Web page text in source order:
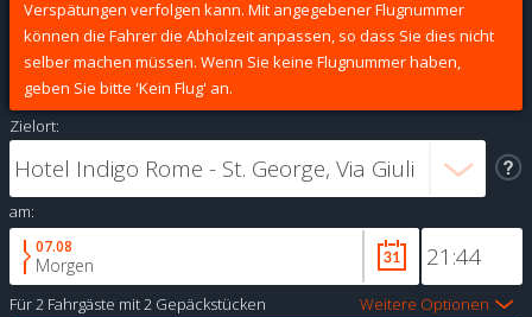
Verspätungen verfolgen kann. Mit angegebener Flugnummer
können die Fahrer die Abholzeit anpassen, so dass Sie dies nicht
selber machen müssen. Wenn Sie keine Flugnummer haben,
geben Sie bitte 'Kein Flug' an.
Zielort:
am:
07.08
Morgen
Für2 Fahrgäste mit2 Gepäckstücken Weitere Optionen